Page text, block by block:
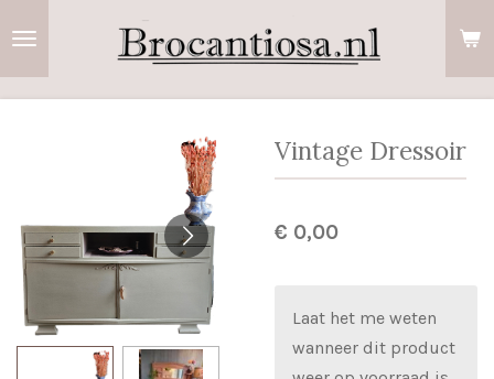
Vintage Dressoir
€ 0,00
Laat het me weten
wanneer dit product